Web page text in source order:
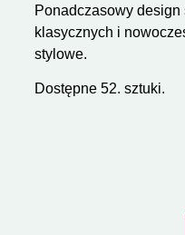
Ponadczasowy
klasycznych i
stylowe.
Dostępne 52. sztuki.